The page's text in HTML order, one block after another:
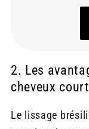
2. Les
cheveux
Le lissage